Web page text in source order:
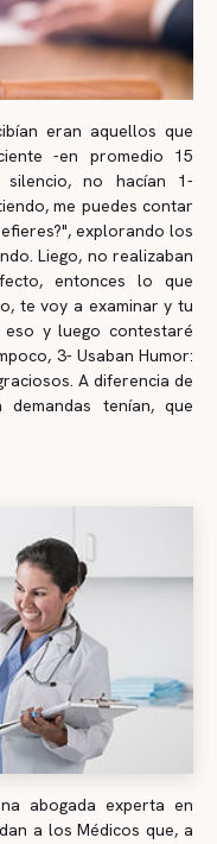
eran aquellos que
-en promedio 15
silencio, no hacían 1-
me puedes contar
explorando los
Liego, no realizaban
entonces lo que
te voy a examinar y tu
eso y luego contestaré
3- Usaban Humor:
A diferencia de
tenían, que
abogada experta en
a los Médicos que, a